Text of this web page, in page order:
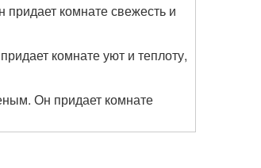
комнате свежесть и
комнате уют и теплоту,
Он придает комнате